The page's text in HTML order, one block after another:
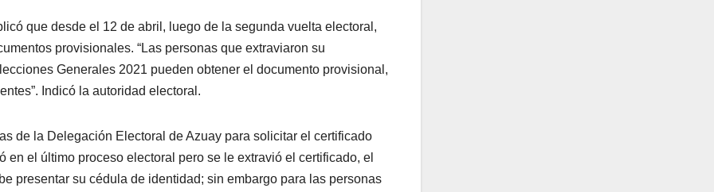
que desde el 12 de abril, luego de la segunda vuelta electoral,
provisionales. “Las personas que extraviaron su
Generales 2021 pueden obtener el documento provisional,
Indicó la autoridad electoral.
de la Delegación Electoral de Azuay para solicitar el certificado
el último proceso electoral pero se le extravió el certificado, el
presentar su cédula de identidad; sin embargo para las personas